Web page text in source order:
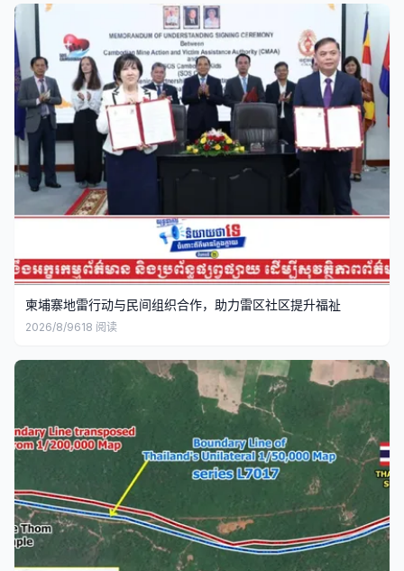
柬埔寨地雷行动与民间组织合作，助力雷区社区提升福祉
2026/8/9618 阅读